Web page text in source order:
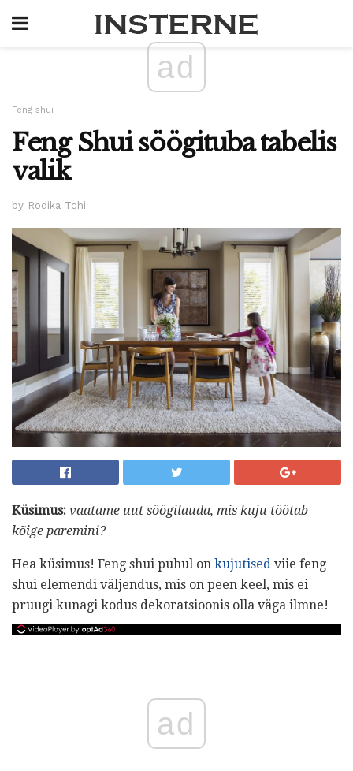
ad
Feng shui
Feng Shui söögituba tabelis
valik
by Rodika Tchi
Küsimus: vaatame uut söögilauda, ​​mis kuju töötab
kõige paremini?
Hea küsimus! Feng shui puhul on kujutised viie feng
shui elemendi väljendus, mis on peen keel, mis ei
pruugi kunagi kodus dekoratsioonis olla väga ilmne!
ad